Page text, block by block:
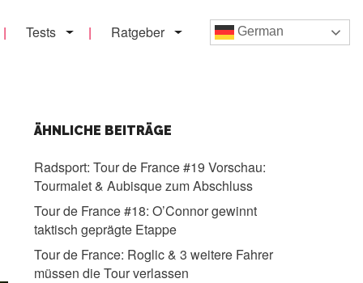
Tests Ratgeber German
ÄHNLICHE BEITRÄGE
Radsport: Tour de France #19 Vorschau:
Tourmalet & Aubisque zum Abschluss
Tour de France #18: O’Connor gewinnt
taktisch geprägte Etappe
Tour de France: Roglic & 3 weitere Fahrer
müssen die Tour verlassen